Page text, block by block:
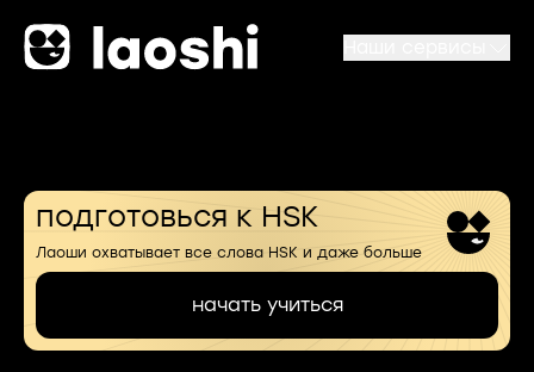
подготовься к HSK
Лаоши охватывает все слова HSK и даже больше
начать учиться